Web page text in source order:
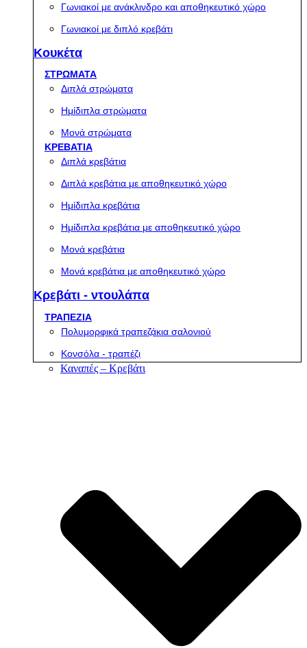
Γωνιακοί με ανάκλινδρο και αποθηκευτικό χώρο
Γωνιακοί με διπλό κρεβάτι
Κουκέτα
ΣΤΡΩΜΑΤΑ
Διπλά στρώματα
Ημίδιπλα στρώματα
Μονά στρώματα
ΚΡΕΒΑΤΙΑ
Διπλά κρεβάτια
Διπλά κρεβάτια με αποθηκευτικό χώρο
Ημίδιπλα κρεβάτια
Ημίδιπλα κρεβάτια με αποθηκευτικό χώρο
Μονά κρεβάτια
Μονά κρεβάτια με αποθηκευτικό χώρο
Κρεβάτι - ντουλάπα
ΤΡΑΠΕΖΙΑ
Πολυμορφικά τραπεζάκια σαλονιού
Κονσόλα - τραπέζι
Καναπές – Κρεβάτι